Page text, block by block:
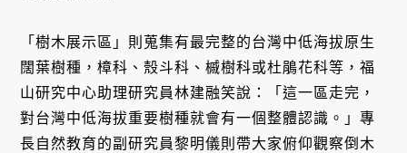
「樹木展示區」則蒐集有最完整的台灣中低海拔原生
闊葉樹種，樟科、殼斗科、槭樹科或杜鵑花科等，福
山研究中心助理研究員林建融笑說：「這一區走完，
對台灣中低海拔重要樹種就會有一個整體認識。」專
長自然教育的副研究員黎明儀則帶大家俯仰觀察倒木